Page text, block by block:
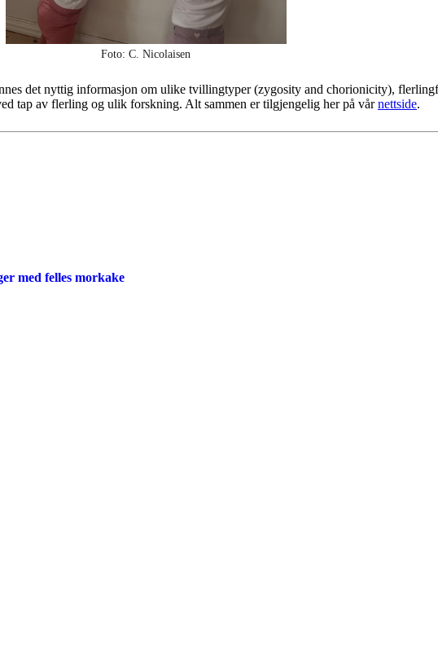
Foto: C. Nicolaisen
det nyttig informasjon om ulike tvillingtyper (zygosity and chorionicity),
tap av flerling og ulik forskning. Alt sammen er tilgjengelig her på vårnettside.
med felles morkake